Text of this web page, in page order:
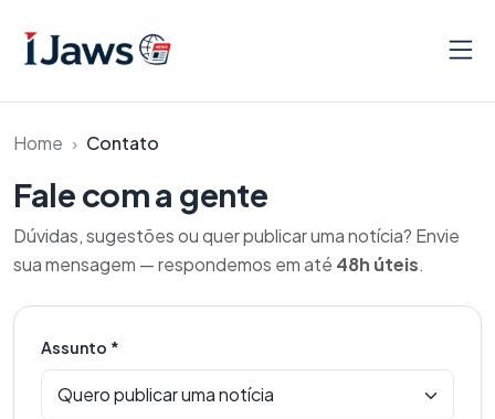
Home Contato
Fale com a gente
Dúvidas, sugestões ou quer publicar uma notícia? Envie
sua mensagem — respondemos em até 48h úteis.
Assunto *